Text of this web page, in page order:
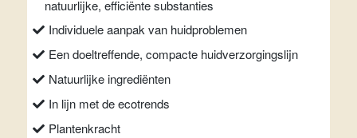
natuurlijke, efficiënte substanties
Individuele aanpak van huidproblemen
Een doeltreffende, compacte huidverzorgingslijn
Natuurlijke ingrediënten
In lijn met de ecotrends
Plantenkracht